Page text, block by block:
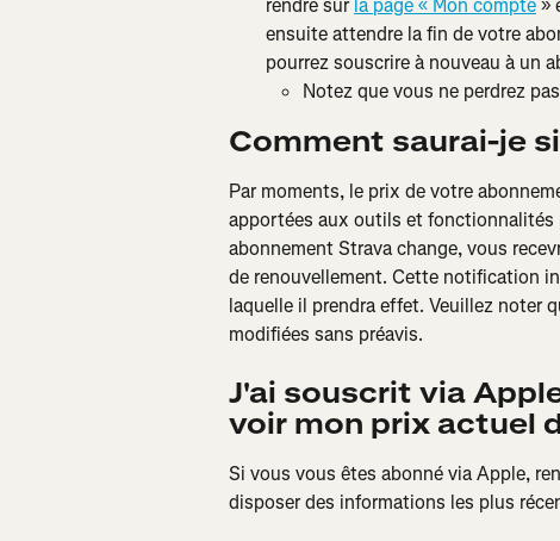
rendre sur la page « Mon compte »
ensuite attendre la fin de votre
pourrez souscrire à nouveau à un
Notez que vous ne perdrez
Comment saurai-je
Par moments, le prix de votre
apportées aux outils et fonctionnalités
abonnement Strava change, vous
de renouvellement. Cette notification
laquelle il prendra effet. Veuillez noter
modifiées sans préavis.
J'ai souscrit via
voir mon prix actuel
Si vous vous êtes abonné via Apple,
disposer des informations les plus